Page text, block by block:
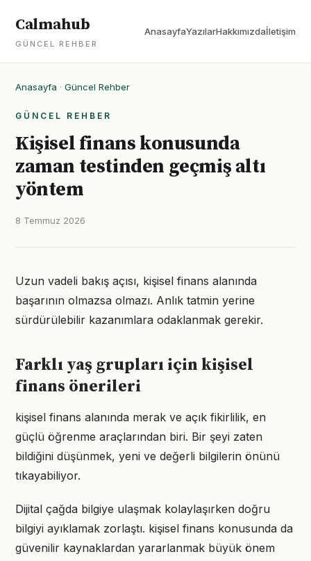
Calmahub
GÜNCEL REHBER
AnasayfaYazılarHakkımızdaİletişim
Anasayfa · Güncel Rehber
GÜNCEL REHBER
Kişisel finans konusunda
zaman testinden geçmiş altı
yöntem
8 Temmuz 2026
Uzun vadeli bakış açısı, kişisel finans alanında
başarının olmazsa olmazı. Anlık tatmin yerine
sürdürülebilir kazanımlara odaklanmak gerekir.
Farklı yaş grupları için kişisel
finans önerileri
kişisel finans alanında merak ve açık fikirlilik, en
güçlü öğrenme araçlarından biri. Bir şeyi zaten
bildiğini düşünmek, yeni ve değerli bilgilerin önünü
tıkayabiliyor.
Dijital çağda bilgiye ulaşmak kolaylaşırken doğru
bilgiyi ayıklamak zorlaştı. kişisel finans konusunda da
güvenilir kaynaklardan yararlanmak büyük önem